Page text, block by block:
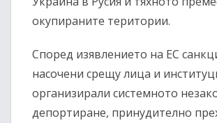
окупираните територии.
Според изявлението на ЕС
насочени срещу лица и
организирали системното
депортиране, принудително